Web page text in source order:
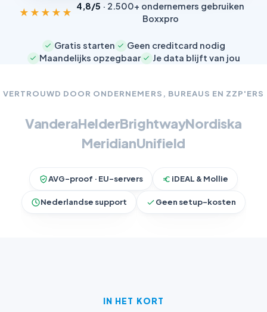
★★★★★ 4,8/5 · 2.500+ ondernemers gebruiken
Boxxpro
Gratis starten
Geen creditcard nodig
Maandelijks opzegbaar
Je data blijft van jou
VERTROUWD DOOR ONDERNEMERS, BUREAUS EN ZZP'ERS
VanderaHelderBrightwayNordiska
MeridianUnifield
AVG-proof · EU-servers iDEAL & Mollie
Nederlandse support Geen setup-kosten
IN HET KORT